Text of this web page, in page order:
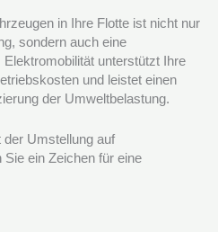
in Ihre Flotte ist nicht nur
sondern auch eine
unterstützt Ihre
und leistet einen
der Umweltbelastung.
der Umstellung auf
ein Zeichen für eine